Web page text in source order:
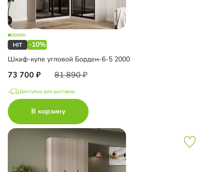
-10%
Шкаф-купе угловой Борден-6-5 2000
73 700 81 890
Доступно для доставки
В корзину